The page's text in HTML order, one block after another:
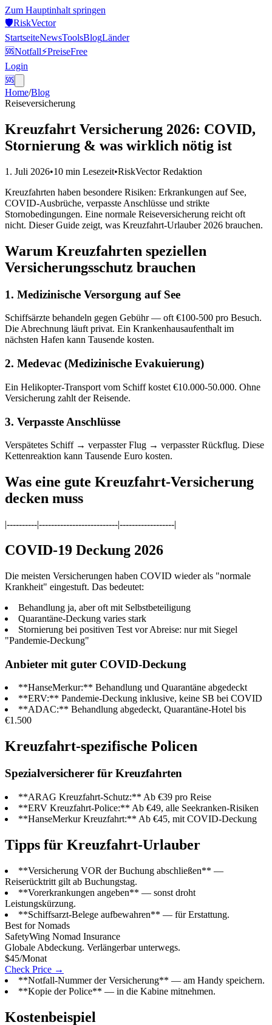
Zum Hauptinhalt springen
🛡️RiskVector
StartseiteNewsToolsBlogLänder
🆘Notfall⚡PreiseFree
Login
🆘
Home/Blog
Reiseversicherung
Kreuzfahrt Versicherung 2026: COVID,
Stornierung & was wirklich nötig ist
1. Juli 2026•10 min Lesezeit•RiskVector Redaktion
Kreuzfahrten haben besondere Risiken: Erkrankungen auf See,
COVID-Ausbrüche, verpasste Anschlüsse und strikte
Stornobedingungen. Eine normale Reiseversicherung reicht oft
nicht. Dieser Guide zeigt, was Kreuzfahrt-Urlauber 2026 brauchen.
Warum Kreuzfahrten speziellen
Versicherungsschutz brauchen
1. Medizinische Versorgung auf See
Schiffsärzte behandeln gegen Gebühr — oft €100-500 pro Besuch.
Die Abrechnung läuft privat. Ein Krankenhausaufenthalt im
nächsten Hafen kann Tausende kosten.
2. Medevac (Medizinische Evakuierung)
Ein Helikopter-Transport vom Schiff kostet €10.000-50.000. Ohne
Versicherung zahlt der Reisende.
3. Verpasste Anschlüsse
Verspätetes Schiff → verpasster Flug → verpasster Rückflug. Diese
Kettenreaktion kann Tausende Euro kosten.
Was eine gute Kreuzfahrt-Versicherung
decken muss
|----------|--------------------------|------------------|
COVID-19 Deckung 2026
Die meisten Versicherungen haben COVID wieder als "normale
Krankheit" eingestuft. Das bedeutet:
Behandlung ja, aber oft mit Selbstbeteiligung
Quarantäne-Deckung varies stark
Stornierung bei positiven Test vor Abreise: nur mit Siegel
"Pandemie-Deckung"
Anbieter mit guter COVID-Deckung
**HanseMerkur:** Behandlung und Quarantäne abgedeckt
**ERV:** Pandemie-Deckung inklusive, keine SB bei COVID
**ADAC:** Behandlung abgedeckt, Quarantäne-Hotel bis
€1.500
Kreuzfahrt-spezifische Policen
Spezialversicherer für Kreuzfahrten
**ARAG Kreuzfahrt-Schutz:** Ab €39 pro Reise
**ERV Kreuzfahrt-Police:** Ab €49, alle Seekranken-Risiken
**HanseMerkur Kreuzfahrt:** Ab €45, mit COVID-Deckung
Tipps für Kreuzfahrt-Urlauber
**Versicherung VOR der Buchung abschließen** —
Reiserücktritt gilt ab Buchungstag.
**Vorerkrankungen angeben** — sonst droht
Leistungskürzung.
**Schiffsarzt-Belege aufbewahren** — für Erstattung.
Best for Nomads
SafetyWing Nomad Insurance
Globale Abdeckung. Verlängerbar unterwegs.
$45/Monat
Check Price →
**Notfall-Nummer der Versicherung** — am Handy speichern.
**Kopie der Police** — in die Kabine mitnehmen.
Kostenbeispiel